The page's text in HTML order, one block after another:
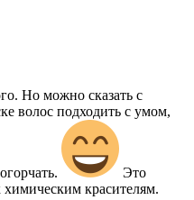
Но можно сказать с
волос подходить с умом,
Это
красителям.